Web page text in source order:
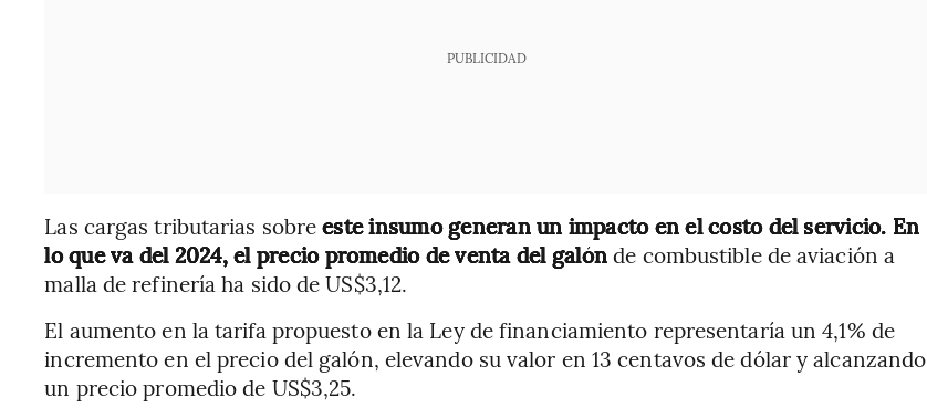
PUBLICIDAD
Las cargas tributarias sobreeste insumo generan un impacto en el costo del servicio. En
lo que va del 2024, el precio promedio de venta del galónde combustible de aviación a
malla de refinería ha sido de US$3,12.
El aumento en la tarifa propuesto en la Ley de financiamiento representaría un 4,1% de
incremento en el precio del galón, elevando su valor en 13 centavos de dólar y alcanzando
un precio promedio de US$3,25.